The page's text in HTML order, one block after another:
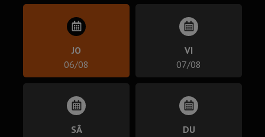
JO
06/08
VI
07/08
SÂ
DU